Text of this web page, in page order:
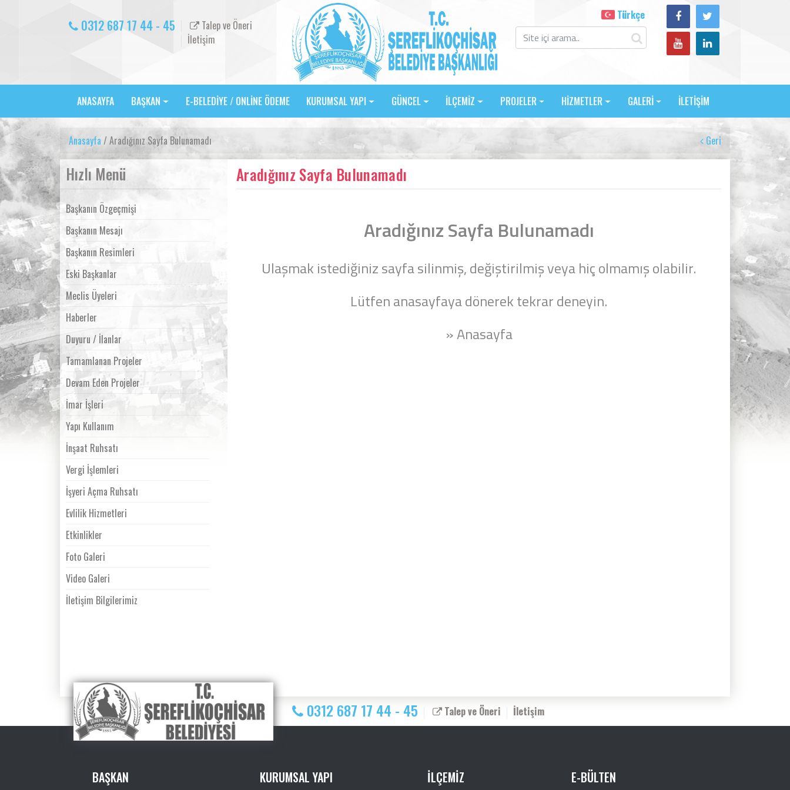
0312 687 17 44 - 45
Talep ve Öneri
İletişim
Türkçe
ANASAYFA BAŞKAN E-BELEDİYE / ONLİNE ÖDEME KURUMSAL YAPI GÜNCEL İLÇEMİZ PROJELER HİZMETLER GALERİ İLETİŞİM
Anasayfa / Aradığınız Sayfa Bulunamadı Geri
Hızlı Menü
Başkanın Özgeçmişi
Başkanın Mesajı
Başkanın Resimleri
Eski Başkanlar
Meclis Üyeleri
Haberler
Duyuru / İlanlar
Tamamlanan Projeler
Devam Eden Projeler
İmar İşleri
Yapı Kullanım
İnşaat Ruhsatı
Vergi İşlemleri
İşyeri Açma Ruhsatı
Evlilik Hizmetleri
Etkinlikler
Foto Galeri
Video Galeri
İletişim Bilgilerimiz
Aradığınız Sayfa Bulunamadı
Aradığınız Sayfa Bulunamadı
Ulaşmak istediğiniz sayfa silinmiş, değiştirilmiş veya hiç olmamış olabilir.
Lütfen anasayfaya dönerek tekrar deneyin.
» Anasayfa
0312 687 17 44 - 45 Talep ve Öneri İletişim
BAŞKAN KURUMSAL YAPI İLÇEMİZ E-BÜLTEN